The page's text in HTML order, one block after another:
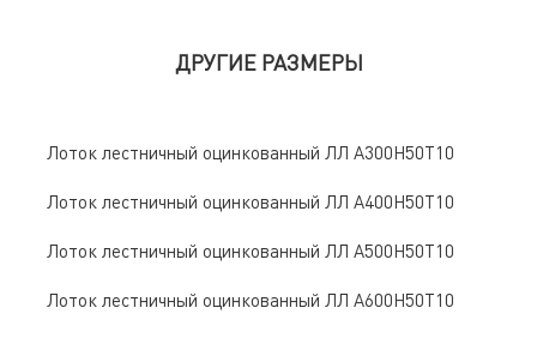
ДРУГИЕ РАЗМЕРЫ
Лоток лестничный оцинкованный ЛЛ A300Н50Т10
Лоток лестничный оцинкованный ЛЛ A400Н50Т10
Лоток лестничный оцинкованный ЛЛ A500Н50Т10
Лоток лестничный оцинкованный ЛЛ A600Н50Т10